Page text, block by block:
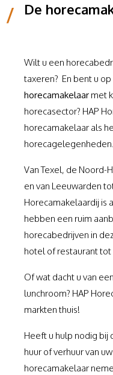
/ De
Wilt u een
taxeren? En bent u
horecamakelaar met
horecasector? HAP
horecamakelaar als
horecagelegenheden.
Van Texel, de Noord-
en van Leeuwarden
Horecamakelaardij is
hebben een ruim
horecabedrijven in
hotel of restaurant
Of wat dacht u van
lunchroom? HAP
markten thuis!
Heeft u hulp nodig bij
huur of verhuur van
horecamakelaar